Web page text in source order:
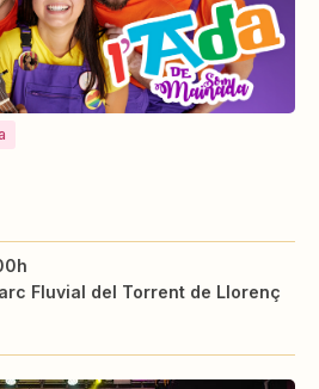
Fluvial del Torrent de Llorenç